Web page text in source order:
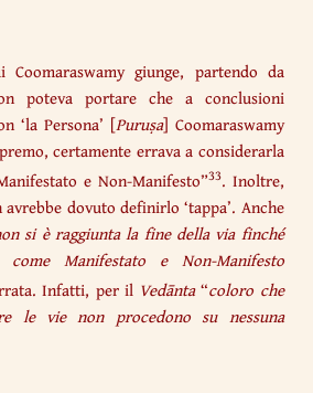
giunge, partendo da
poteva portare che a conclusioni
‘la Persona’ [Puruṣa] Coomaraswamy
certamente errava a considerarla
e Non-Manifesto”33. Inoltre,
dovuto definirlo ‘tappa’. Anche
si è raggiunta la fine della via finché
Manifestato e Non-Manifesto
Infatti, per il Vedānta“coloro che
le vie non procedono su nessuna